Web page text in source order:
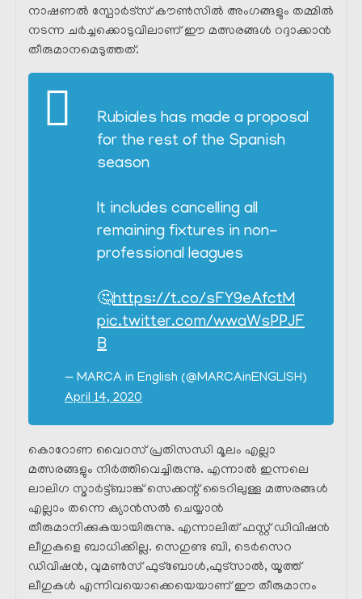
നാഷണൽ സ്പോർട്സ് കൗൺസിൽ അംഗങ്ങളും തമ്മിൽ
നടന്ന ചർച്ചക്കൊടുവിലാണ് ഈ മത്സരങ്ങൾ റദ്ദാക്കാൻ
തീരുമാനമെടുത്തത്.
Rubiales has made a proposal
for the rest of the Spanish
season
It includes cancelling all
remaining fixtures in non-
professional leagues
🤔https://t.co/sFY9eAfctM
pic.twitter.com/wwaWsPPJF
B
— MARCA in English (@MARCAinENGLISH)
April 14, 2020
കൊറോണ വൈറസ് പ്രതിസന്ധി മൂലം എല്ലാ
മത്സരങ്ങളും നിർത്തിവെച്ചിരുന്നു. എന്നാൽ ഇന്നലെ
ലാലിഗ സ്മാർട്ട്‌ബാങ്ക് സെക്കന്റ്‌ ടൈറിലുള്ള മത്സരങ്ങൾ
എല്ലാം തന്നെ ക്യാൻസൽ ചെയ്യാൻ
തീരുമാനിക്കുകയായിരുന്നു. എന്നാലിത് ഫസ്റ്റ് ഡിവിഷൻ
ലീഗുകളെ ബാധിക്കില്ല. സെഗുണ്ട ബി, ടെർസെറ
ഡിവിഷൻ, വുമൺസ് ഫുട്ബോൾ,ഫുട്സാൽ, യൂത്ത്
ലീഗുകൾ എന്നിവയൊക്കെയെയാണ് ഈ തീരുമാനം